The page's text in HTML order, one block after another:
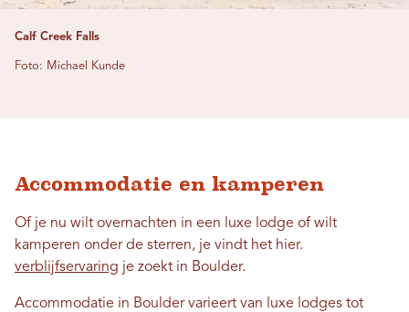
Calf Creek Falls
Foto: Michael Kunde
Accommodatie en kamperen
Of je nu wilt overnachten in een luxe lodge of wilt
kamperen onder de sterren, je vindt het hier.
verblijfservaring je zoekt in Boulder.
Accommodatie in Boulder varieert van luxe lodges tot